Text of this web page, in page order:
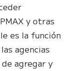
y otras
es la función
agencias
agregar y